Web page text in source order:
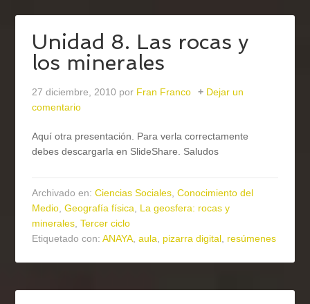
Unidad 8. Las rocas y
los minerales
27 diciembre, 2010 por Fran Franco
Dejar un
comentario
Aquí otra presentación. Para verla correctamente
debes descargarla en SlideShare. Saludos
Archivado en:Ciencias Sociales,Conocimiento del
Medio,Geografía física, La geosfera: rocas y
minerales,Tercer ciclo
Etiquetado con:ANAYA,aula, pizarra digital, resúmenes